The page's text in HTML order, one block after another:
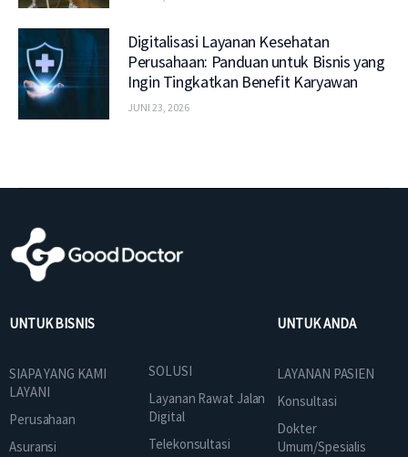
Digitalisasi Layanan Kesehatan
Perusahaan: Panduan untuk Bisnis yang
Ingin Tingkatkan Benefit Karyawan
JUNI 23, 2026
UNTUK BISNIS
SIAPA YANG KAMI
LAYANI
Perusahaan
Asuransi
SOLUSI
Layanan Rawat Jalan
Digital
Telekonsultasi
UNTUK ANDA
LAYANAN PASIEN
Konsultasi
Dokter
Umum/Spesialis